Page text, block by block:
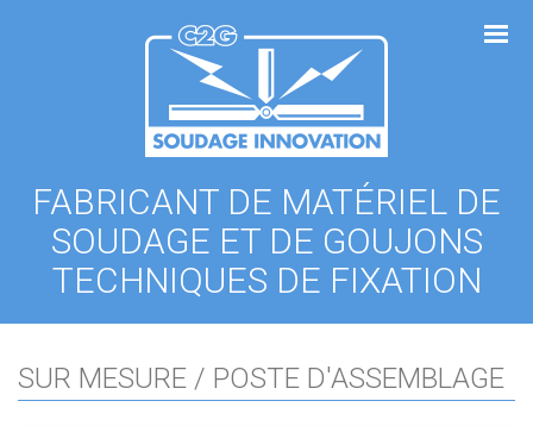
FABRICANT DE MATÉRIEL DE
SOUDAGE ET DE GOUJONS
TECHNIQUES DE FIXATION
SUR MESURE / POSTE D'ASSEMBLAGE